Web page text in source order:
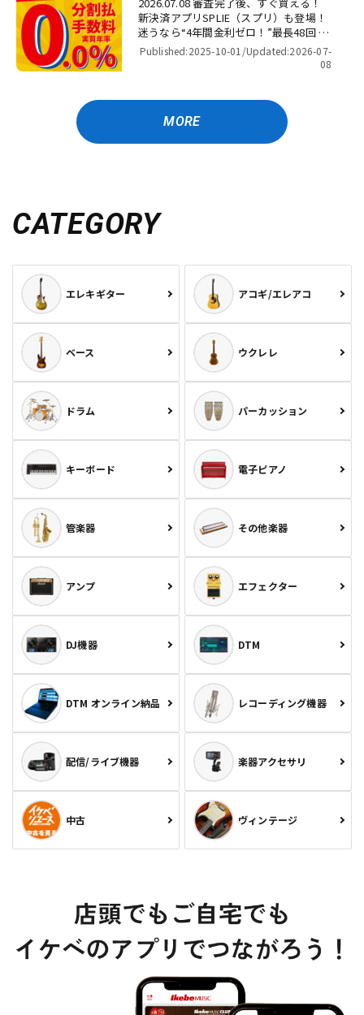
2026.07.08 審査完了後、すぐ買える！
新決済アプリSPLIE（スプリ）も登場！
迷うなら“4年間金利ゼロ！”最長48回 無
金利キャンペーン
Published:2025-10-01/Updated:2026-07-
08
MORE
CATEGORY
エレキギター アコギ/エレアコ
ベース ウクレレ
ドラム パーカッション
キーボード 電子ピアノ
管楽器 その他楽器
アンプ エフェクター
DJ機器 DTM
DTM オンライン納品 レコーディング機器
配信/ライブ機器 楽器アクセサリ
中古 ヴィンテージ